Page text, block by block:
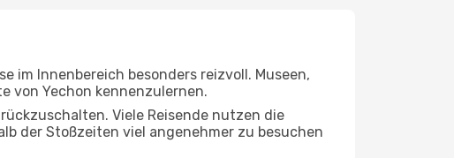
im Innenbereich besonders reizvoll. Museen,
von Yechon kennenzulernen.
Viele Reisende nutzen die
der Stoßzeiten viel angenehmer zu besuchen